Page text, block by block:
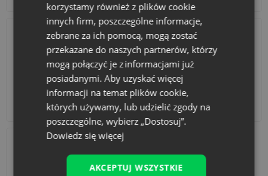
Akcesoria i dekoracje Zestawy
korzystamy również z plików cookie
innych firm, poszczególne informacje,
zebrane za ich pomocą, mogą zostać
przekazane do naszych partnerów, którzy
mogą połączyć je z informacjami już
posiadanymi. Aby uzyskać więcej
informacji na temat plików cookie,
których używamy, lub udzielić zgody na
poszczególne, wybierz „Dostosuj”.
Dowiedz się więcej
AKCEPTUJ WSZYSTKIE